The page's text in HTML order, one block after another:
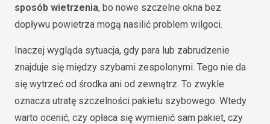
sposób wietrzenia, bo nowe szczelne okna bez
dopływu powietrza mogą nasilić problem wilgoci.
Inaczej wygląda sytuacja, gdy para lub zabrudzenie
znajduje się między szybami zespolonymi. Tego nie da
się wytrzeć od środka ani od zewnątrz. To zwykle
oznacza utratę szczelności pakietu szybowego. Wtedy
warto ocenić, czy opłaca się wymienić sam pakiet, czy